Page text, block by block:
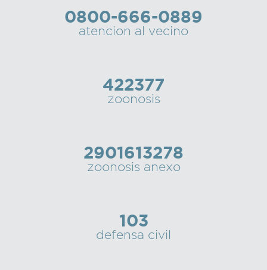
Recarga
0800-666-0889
atencion al vecino
422377
zoonosis
2901613278
zoonosis anexo
103
defensa civil